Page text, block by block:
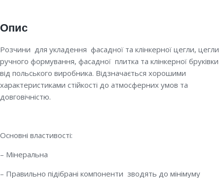
Опис
Розчини для укладення фасадної та клінкерної цегли, цегли
ручного формування, фасадної плитка та клінкерної бруківки
від польського виробника. Відзначається хорошими
характеристиками стійкості до атмосферних умов та
довговічністю.
Основні властивості:
– Мінеральна
– Правильно підібрані компоненти зводять до мінімуму